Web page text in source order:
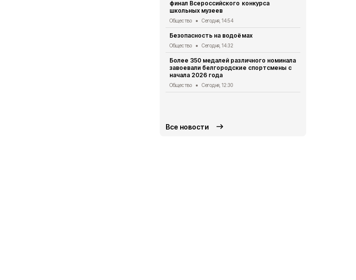
финал Всероссийского конкурса
школьных музеев
Общество Сегодня, 14:54
Безопасность на водоёмах
Общество Сегодня, 14:32
Более 350 медалей различного номинала
завоевали белгородские спортсмены с
начала 2026 года
Общество Сегодня, 12:30
Все новости